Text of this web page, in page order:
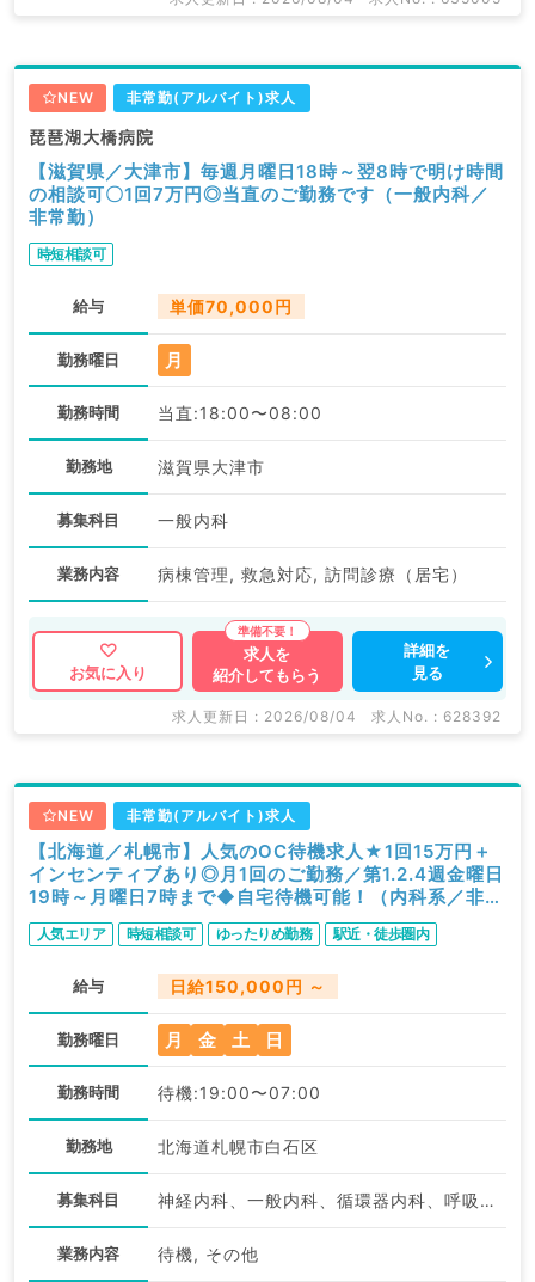
NEW 非常勤(アルバイト)求人
琵琶湖大橋病院
【滋賀県／大津市】毎週月曜日18時～翌8時で明け時間
の相談可〇1回7万円◎当直のご勤務です（一般内科／
非常勤）
時短相談可
給与 単価70,000円
勤務曜日 月
勤務時間 当直:18:00〜08:00
勤務地 滋賀県大津市
募集科目 一般内科
業務内容 病棟管理, 救急対応, 訪問診療（居宅）
お気に入り
求人を
紹介してもらう
詳細を
見る
求人更新日 : 2026/08/04 求人No. : 628392
NEW 非常勤(アルバイト)求人
【北海道／札幌市】人気のOC待機求人★1回15万円＋
インセンティブあり◎月1回のご勤務／第1.2.4週金曜日
19時～月曜日7時まで◆自宅待機可能！（内科系／非常
勤）
人気エリア 時短相談可 ゆったりめ勤務 駅近・徒歩圏内
給与 日給150,000円 ～
勤務曜日 月 金 土 日
勤務時間 待機:19:00〜07:00
勤務地 北海道札幌市白石区
募集科目 神経内科、一般内科、循環器内科、呼吸器内科、消化器内科、内分泌・代謝内科、腎臓内科、老年内科、科目不問
業務内容 待機, その他